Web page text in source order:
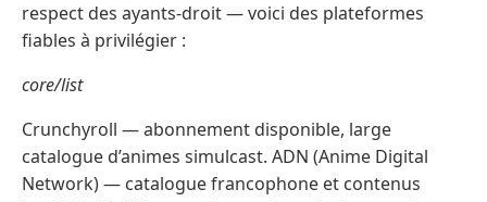
respect des ayants-droit — voici des plateformes
fiables à privilégier :
core/list
Crunchyroll — abonnement disponible, large
catalogue d’animes simulcast. ADN (Anime Digital
Network) — catalogue francophone et contenus